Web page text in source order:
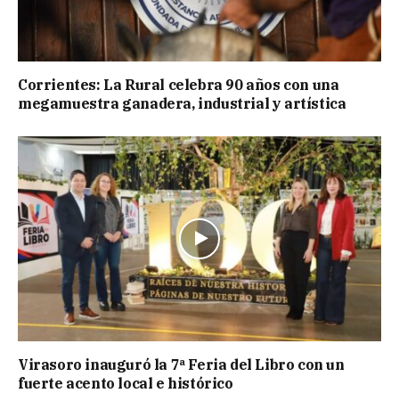
Corrientes: La Rural celebra 90 años con una
megamuestra ganadera, industrial y artística
Virasoro inauguró la 7ª Feria del Libro con un
fuerte acento local e histórico